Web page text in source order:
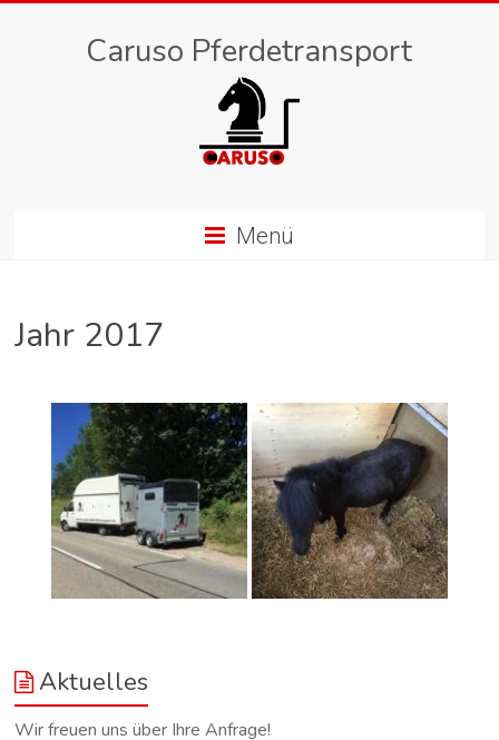
Caruso Pferdetransport
Menü
Jahr 2017
Aktuelles
Wir freuen uns über Ihre Anfrage!